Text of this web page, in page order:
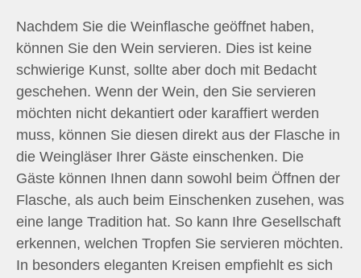
Nachdem Sie die Weinflasche geöffnet haben,
können Sie den Wein servieren. Dies ist keine
schwierige Kunst, sollte aber doch mit Bedacht
geschehen. Wenn der Wein, den Sie servieren
möchten nicht dekantiert oder karaffiert werden
muss, können Sie diesen direkt aus der Flasche in
die Weingläser Ihrer Gäste einschenken. Die
Gäste können Ihnen dann sowohl beim Öffnen der
Flasche, als auch beim Einschenken zusehen, was
eine lange Tradition hat. So kann Ihre Gesellschaft
erkennen, welchen Tropfen Sie servieren möchten.
In besonders eleganten Kreisen empfiehlt es sich